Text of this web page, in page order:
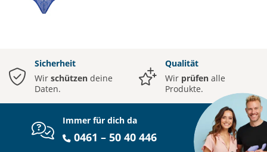
Sicherheit
Wir schützen deine
Daten.
Qualität
Wir prüfen alle
Produkte.
Immer für dich da
0461 – 50 40 446